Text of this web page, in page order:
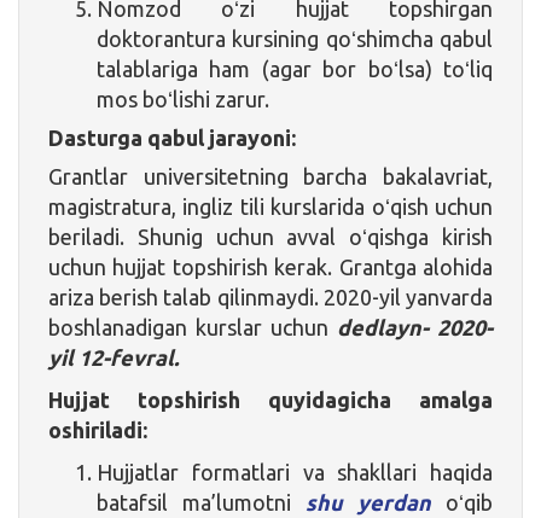
Nomzod oʻzi hujjat topshirgan
doktorantura kursining qoʻshimcha qabul
talablariga ham (agar bor boʻlsa) toʻliq
mos boʻlishi zarur.
Dasturga qabul jarayoni:
Grantlar universitetning barcha bakalavriat,
magistratura, ingliz tili kurslarida oʻqish uchun
beriladi. Shunig uchun avval oʻqishga kirish
uchun hujjat topshirish kerak. Grantga alohida
ariza berish talab qilinmaydi. 2020-yil yanvarda
boshlanadigan kurslar uchun dedlayn- 2020-
yil 12-fevral.
Hujjat topshirish quyidagicha amalga
oshiriladi:
Hujjatlar formatlari va shakllari haqida
batafsil ma’lumotni shu yerdan oʻqib